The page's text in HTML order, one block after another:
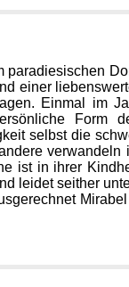
paradiesischen
einer
Einmal im
Form
selbst die
ist in ihrer
leidet seither